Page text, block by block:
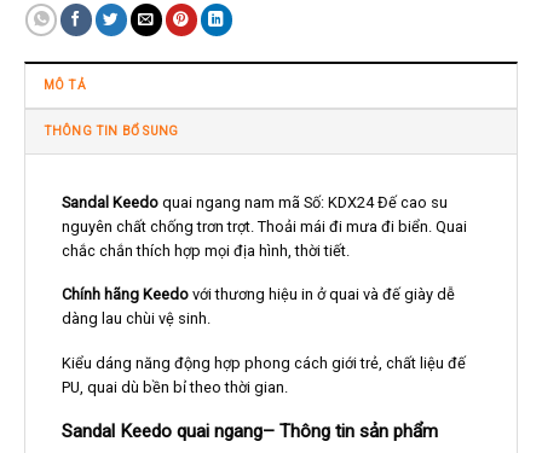
MÔ TẢ
THÔNG TIN BỔ SUNG
Sandal Keedoquai ngang nam mã Số: KDX24 Đế cao su
nguyên chất chống trơn trợt. Thoải mái đi mưa đi biển. Quai
chắc chắn thích hợp mọi địa hình, thời tiết.
Chính hãng Keedovới thương hiệu in ở quai và đế giày dễ
dàng lau chùi vệ sinh.
Kiểu dáng năng động hợp phong cách giới trẻ, chất liệu đế
PU, quai dù bền bỉ theo thời gian.
Sandal Keedo quai ngang– Thông tin sản phẩm